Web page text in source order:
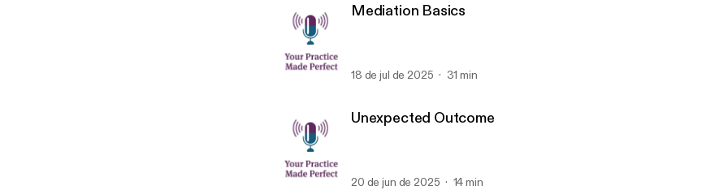
Mediation Basics
18 de jul de 2025 31 min
Unexpected Outcome
20 de jun de 2025 14 min